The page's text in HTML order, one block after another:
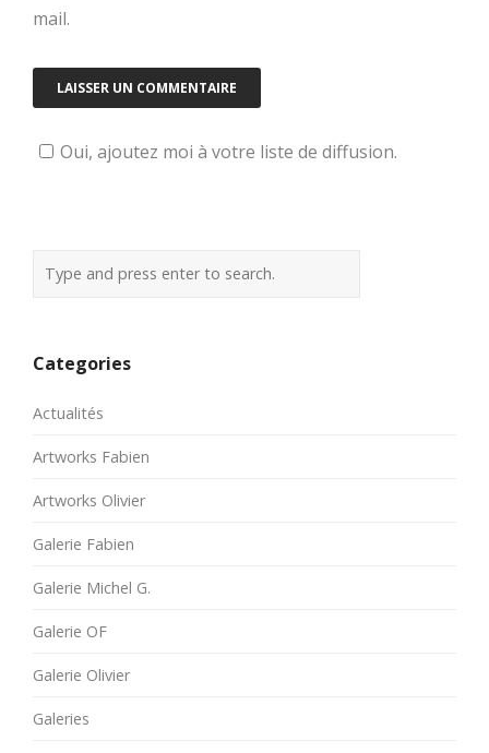
mail.
Oui, ajoutez moi à votre liste de diffusion.
Categories
Actualités
Artworks Fabien
Artworks Olivier
Galerie Fabien
Galerie Michel G.
Galerie OF
Galerie Olivier
Galeries